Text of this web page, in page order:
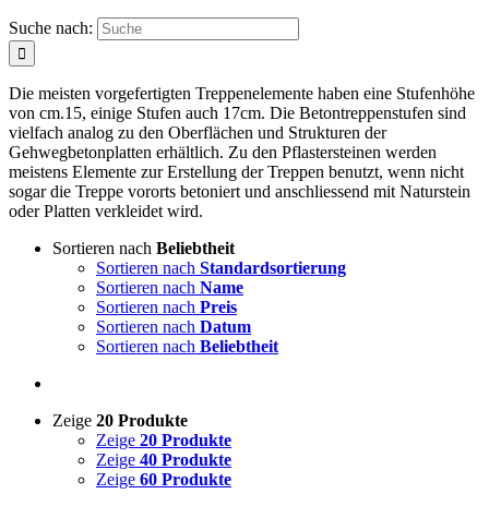
Suche nach:
Die meisten vorgefertigten Treppenelemente haben eine Stufenhöhe
von cm.15, einige Stufen auch 17cm. Die Betontreppenstufen sind
vielfach analog zu den Oberflächen und Strukturen der
Gehwegbetonplatten erhältlich. Zu den Pflastersteinen werden
meistens Elemente zur Erstellung der Treppen benutzt, wenn nicht
sogar die Treppe vororts betoniert und anschliessend mit Naturstein
oder Platten verkleidet wird.
Sortieren nach Beliebtheit
Sortieren nach Standardsortierung
Sortieren nach Name
Sortieren nach Preis
Sortieren nach Datum
Sortieren nach Beliebtheit
Zeige 20 Produkte
Zeige 20 Produkte
Zeige 40 Produkte
Zeige 60 Produkte